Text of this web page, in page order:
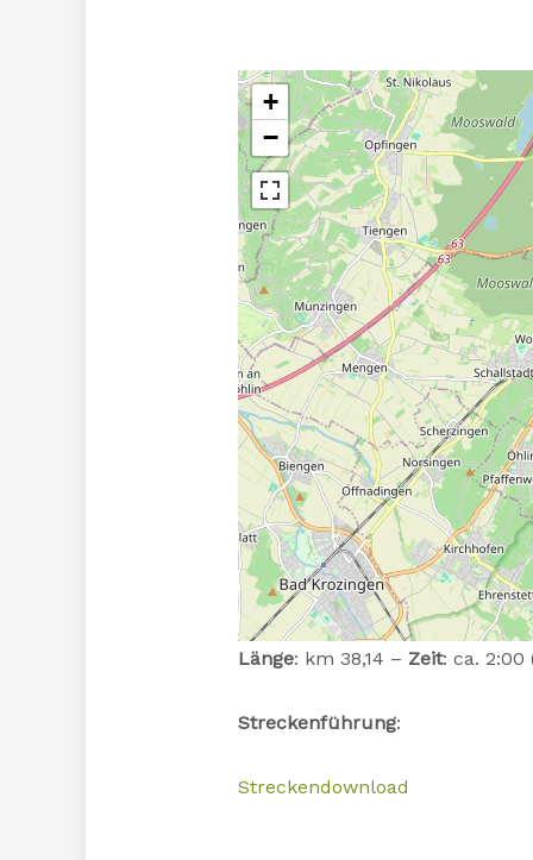
+
−
Länge: km 38,14 – Zeit: ca. 2:00
Streckenführung:
Streckendownload